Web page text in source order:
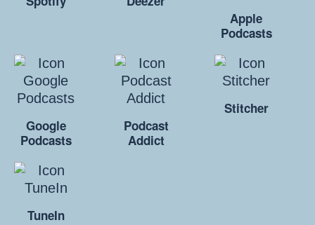
Apple
Podcasts
Google
Podcasts
Podcast
Addict
Stitcher
TuneIn